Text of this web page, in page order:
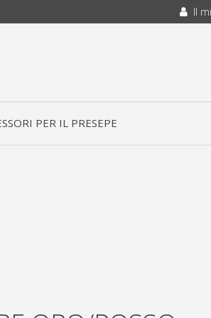
Il
PER IL PRESEPE